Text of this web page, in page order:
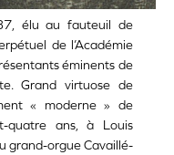
élu au fauteuil de
de l’Académie
éminents de
Grand virtuose de
« moderne » de
quatre ans, à Louis
grand-orgue Cavaillé-